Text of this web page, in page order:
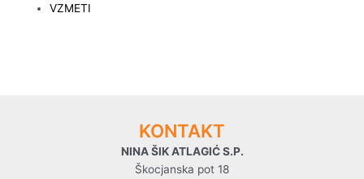
VZMETI
KONTAKT
NINA ŠIK ATLAGIĆ S.P.
Škocjanska pot 18